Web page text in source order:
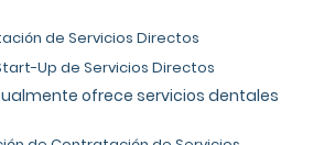
de Servicios Directos
Up de Servicios Directos
ofrece servicios dentales